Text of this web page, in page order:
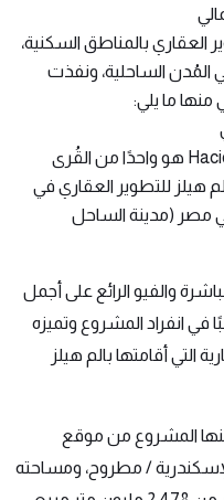
بالمناطق السكنية،
المُدن الساحلية، ونفذت
ما يلي:
Hacienda Bay North Coast هو واحدًا من القُرى
هيلز للتطوير العقاري في
مصر (مدينة الساحل
والفيو الرائع على أجمل
انفراد المشروع وتميزه
أقامتها بالم هيلز
المشروع من موقع
200 على طريق الإسكندرية / مطروح، ومساحته